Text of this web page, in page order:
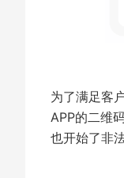
为了满足客
APP的二维
也开始了非